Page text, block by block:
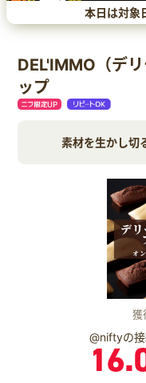
本日は対象
DEL'IMMO（デ
ップ
素材を生かし切
獲
@niftyの